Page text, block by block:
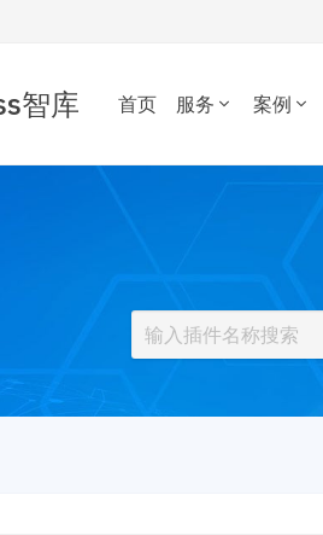
智库 首页 服务 案例
性能优化
让您的WordPress
内飞速打开。
SEO与全站运营
后